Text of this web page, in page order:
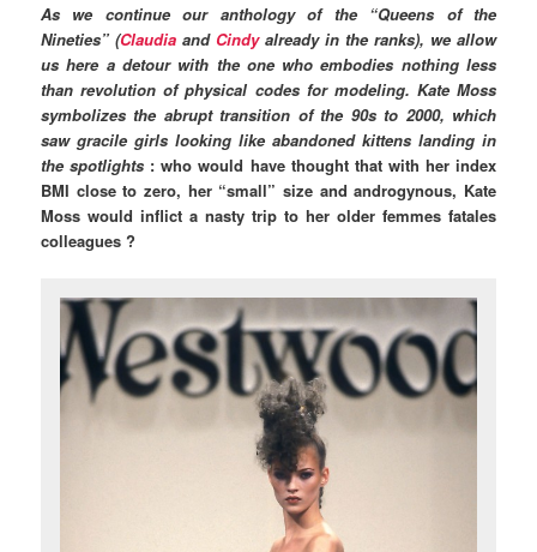
As we continue our anthology of the “Queens of the
Nineties” (Claudia and Cindyalready in the ranks), we allow
us here a detour with the one who embodies nothing less
than revolution of physical codes for modeling. Kate Moss
symbolizes the abrupt transition of the 90s to 2000, which
saw gracile girls looking like abandoned kittens landing in
the spotlights : who would have thought that with her index
BMI close to zero, her “small” size and androgynous, Kate
Moss would inflict a nasty trip to her older femmes fatales
colleagues ?